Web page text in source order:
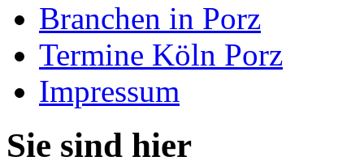
Branchen in Porz
Termine Köln Porz
Impressum
Sie sind hier